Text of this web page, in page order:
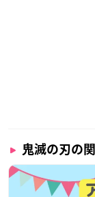
鬼滅の刃の